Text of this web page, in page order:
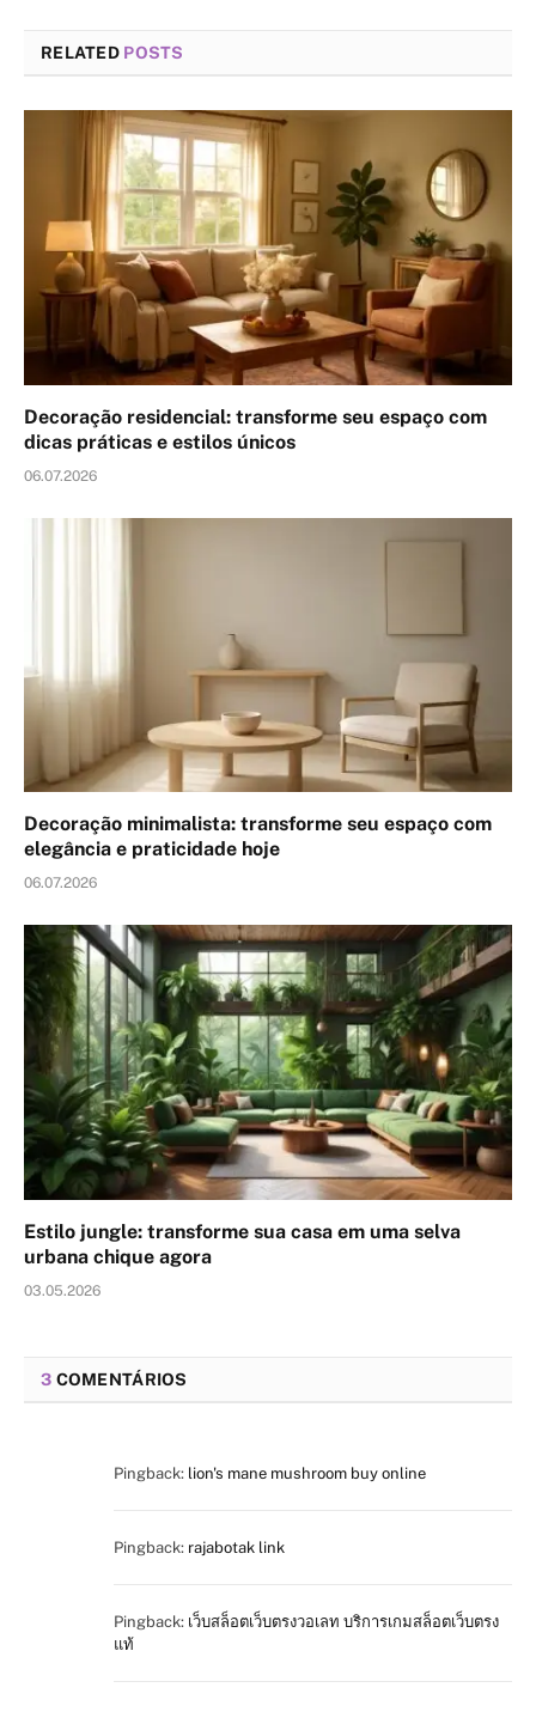
RELATED POSTS
Decoração residencial: transforme seu espaço com
dicas práticas e estilos únicos
06.07.2026
Decoração minimalista: transforme seu espaço com
elegância e praticidade hoje
06.07.2026
Estilo jungle: transforme sua casa em uma selva
urbana chique agora
03.05.2026
3 COMENTÁRIOS
Pingback: lion's mane mushroom buy online
Pingback: rajabotak link
Pingback: เว็บสล็อตเว็บตรงวอเลท บริการเกมสล็อตเว็บตรง
แท้